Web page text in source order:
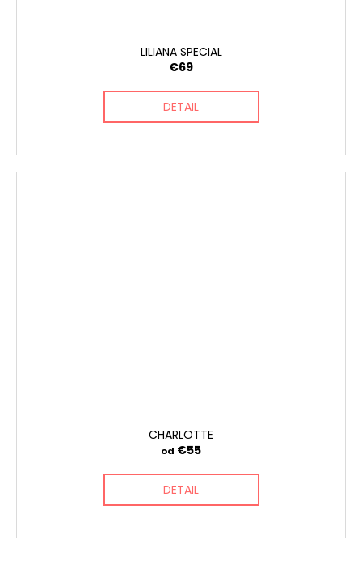
LILIANA SPECIAL
€69
DETAIL
CHARLOTTE
od €55
DETAIL